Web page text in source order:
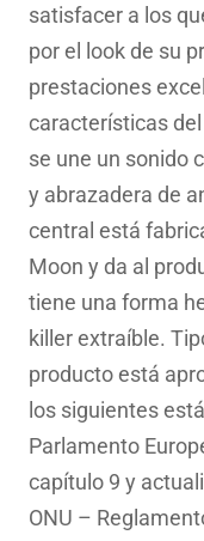
satisfacer a los
por el look de su
prestaciones
características del
se une un sonido
y abrazadera de
central está
Moon y da al
tiene una forma
killer extraíble.
producto está
los siguientes
Parlamento
capítulo 9 y
ONU –